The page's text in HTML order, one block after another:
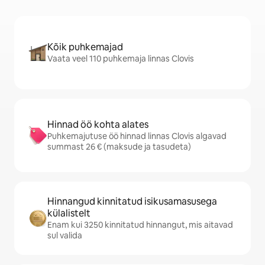
Kõik puhkemajad
Vaata veel 110 puhkemaja linnas Clovis
Hinnad öö kohta alates
Puhkemajutuse öö hinnad linnas Clovis algavad
summast 26 € (maksude ja tasudeta)
Hinnangud kinnitatud isikusamasusega
külalistelt
Enam kui 3250 kinnitatud hinnangut, mis aitavad
sul valida